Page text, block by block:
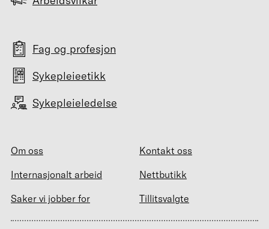
Fag og profesjon
Sykepleieetikk
Sykepleieledelse
Om oss
Kontakt oss
Internasjonalt arbeid
Nettbutikk
Saker vi jobber for
Tillitsvalgte